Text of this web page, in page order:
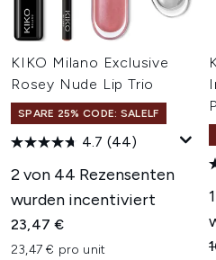
KIKO Milano Exclusive
Rosey Nude Lip Trio
SPARE 25% CODE: SALELF
4.7 (44)
2 von 44 Rezensenten
wurden incentiviert
23,47 €
23,47 € pro unit